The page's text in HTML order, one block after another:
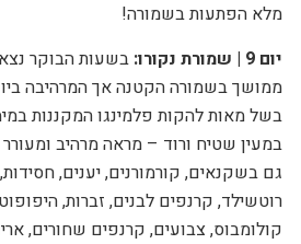
מלא הפתעות בשמורה!
יום 9 | שמורת נקורו:
בשעות הבוקר נצא
ממושך בשמורה הקטנה אך המרהיבה
בשלמאות להקות פלמינגו המקננות
במעין שטיח ורוד – מראה מרהיב
גם בשקנאים, קורמורנים, יענים,
רוטשילד, קרנפים לבנים, זברות,
קולומבוס, צבועים, קרנפים שחורים,